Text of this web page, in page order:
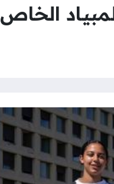
الخاص